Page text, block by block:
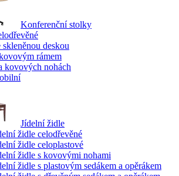
Konferenční stolky
skleněnou deskou
rámem
kovových nohách
Jídelní židle
židle celodřevěné
židle celoplastové
židle s kovovými nohami
židle s plastovým sedákem a opěrákem